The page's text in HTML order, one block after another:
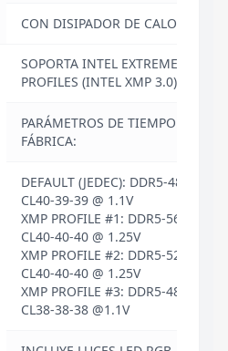
CON DISIPADOR DE CALOR
SOPORTA INTEL EXTREME
PROFILES (INTEL XMP 3.0)
PARÁMETROS DE TIEMPO DE
FÁBRICA:
DEFAULT (JEDEC): DDR5-4800
CL40-39-39 @ 1.1V
XMP PROFILE #1: DDR5-5600
CL40-40-40 @ 1.25V
XMP PROFILE #2: DDR5-5200
CL40-40-40 @ 1.25V
XMP PROFILE #3: DDR5-4800
CL38-38-38 @1.1V